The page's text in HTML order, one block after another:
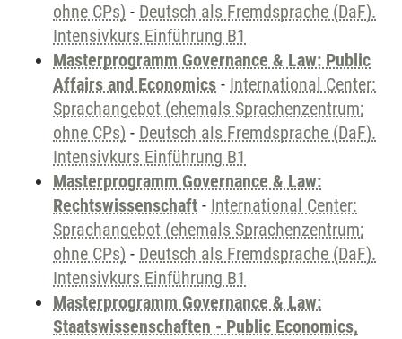
ohne CPs) - Deutsch als Fremdsprache (DaF).
Intensivkurs Einführung B1
Masterprogramm Governance & Law: Public
Affairs and Economics - International Center:
Sprachangebot (ehemals Sprachenzentrum;
ohne CPs) - Deutsch als Fremdsprache (DaF).
Intensivkurs Einführung B1
Masterprogramm Governance & Law:
Rechtswissenschaft - International Center:
Sprachangebot (ehemals Sprachenzentrum;
ohne CPs) - Deutsch als Fremdsprache (DaF).
Intensivkurs Einführung B1
Masterprogramm Governance & Law:
Staatswissenschaften - Public Economics,